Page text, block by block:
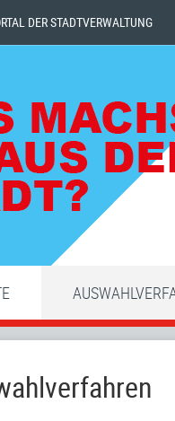
DER STADTVERWALTUNG